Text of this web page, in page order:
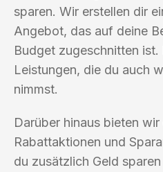
sparen. Wir erstellen dir
Angebot, das auf deine
Budget zugeschnitten
Leistungen, die du auch
nimmst.
Darüber hinaus bieten
Rabattaktionen und
du zusätzlich Geld